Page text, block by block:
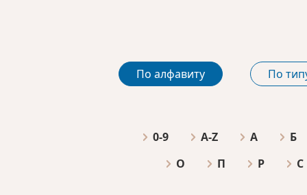
По алфавиту По
0-9 A-Z А
Б
О
П Р С